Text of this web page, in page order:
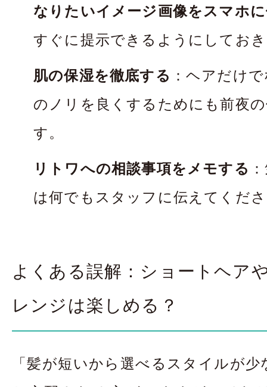
なりたいイメージ画像をスマホ
すぐに提示できるようにしてお
肌の保湿を徹底する ：ヘアだけ
のノリを良くするためにも前夜
す。
リトワへの相談事項をメモする
は何でもスタッフに伝えてくだ
よくある誤解：ショートヘア
レンジは楽しめる？
「髪が短いから選べるスタイルが